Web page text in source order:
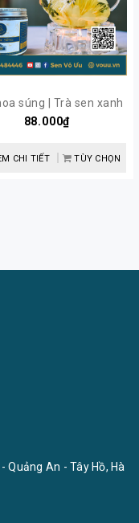
súng | Trà sen xanh
Ai Cập | Sen Vô Ưu
88.000₫
CHI TIẾT TÙY CHỌN
Quảng An - Tây Hồ, Hà